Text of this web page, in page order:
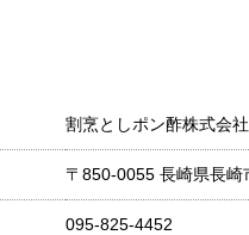
割烹としポン酢株式会社
〒850-0055 長崎県長崎
095-825-4452